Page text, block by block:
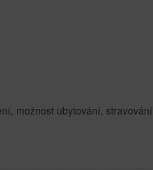
možnost ubytování, stravování